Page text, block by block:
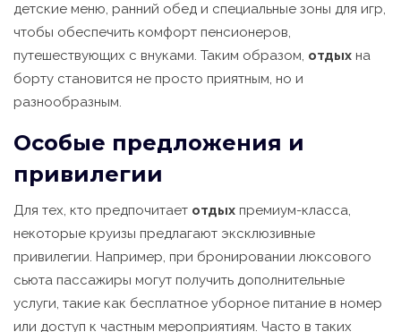
детские меню, ранний обед и специальные зоны для игр,
чтобы обеспечить комфорт пенсионеров,
путешествующих с внуками. Таким образом, отдых на
борту становится не просто приятным, но и
разнообразным.
Особые предложения и
привилегии
Для тех, кто предпочитает отдых премиум-класса,
некоторые круизы предлагают эксклюзивные
привилегии. Например, при бронировании люксового
сьюта пассажиры могут получить дополнительные
услуги, такие как бесплатное уборное питание в номер
или доступ к частным мероприятиям. Часто в таких